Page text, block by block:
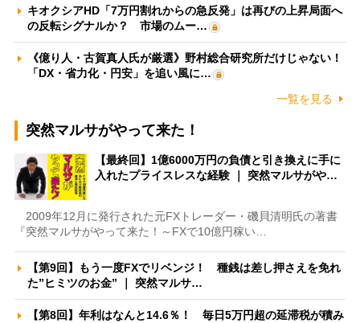
キオクシアHD「7万円割れからの急反発」は再びの上昇局面へ
の反転シグナルか？ 市場のムー…
《億り人・古賀真人氏が厳選》野村総合研究所だけじゃない！
「DX・省力化・円安」を追い風に…
一覧を見る
突然マルサがやって来た！
【最終回】1億6000万円の負債と引き換えに手に
入れたプライスレスな経験 ｜ 突然マルサがや…
2009年12月に発行された元FXトレーダー・磯貝清明氏の著書
『突然マルサがやって来た！～FXで10億円稼い…
【第9回】もう一度FXでリベンジ！ 種銭は差し押さえを免れ
た”ヒミツのお金” ｜ 突然マルサ…
【第8回】年利はなんと14.6％！ 毎日5万円超の延滞税が積み